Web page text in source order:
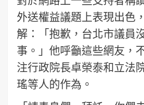
外送權益議題上表現出色
解：「抱歉，台北市議員
事。」他呼籲這些網友，
注行政院長卓榮泰和立法
瑤等人的作為。